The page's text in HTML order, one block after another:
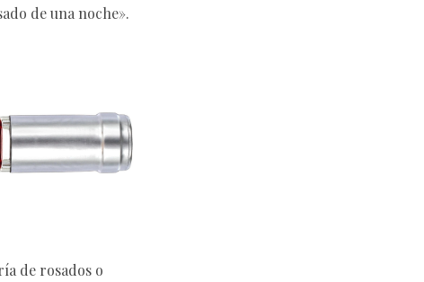
de una noche».
de rosados o